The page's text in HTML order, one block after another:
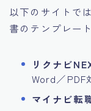
以下のサイトで
書のテンプレー
リクナビ
Word／PDF
マイナビ転